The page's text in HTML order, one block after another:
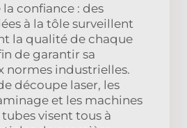
confiance : des
à la tôle surveillent
la qualité de chaque
de garantir sa
normes industrielles.
découpe laser, les
et les machines
visent tous à